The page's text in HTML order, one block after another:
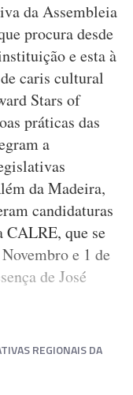
da Assembleia
procura desde
e esta à
caris cultural
Stars of
práticas das
a
da Madeira,
candidaturas
CALRE, que se
e 1 de
de José
REGIONAIS DA